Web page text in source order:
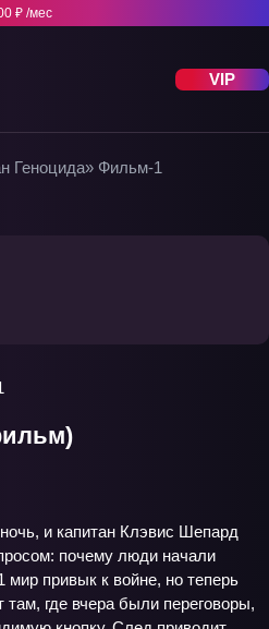
₽ /мес
VIP
Геноцида» Фильм-1
и капитан Клэвис Шепард
почему люди начали
мир привык к войне, но теперь
где вчера были переговоры,